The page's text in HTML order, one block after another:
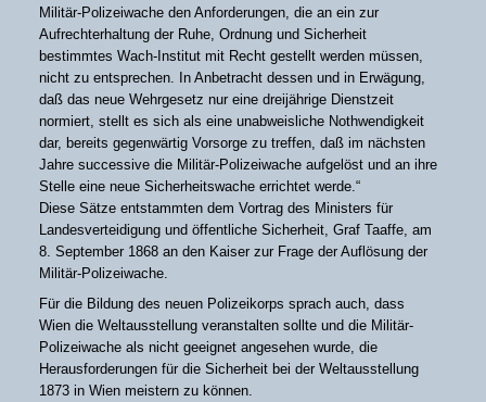
Militär-Polizeiwache den Anforderungen, die an ein zur
Aufrechterhaltung der Ruhe, Ordnung und Sicherheit
bestimmtes Wach-Institut mit Recht gestellt werden müssen,
nicht zu entsprechen. In Anbetracht dessen und in Erwägung,
daß das neue Wehrgesetz nur eine dreijährige Dienstzeit
normiert, stellt es sich als eine unabweisliche Nothwendigkeit
dar, bereits gegenwärtig Vorsorge zu treffen, daß im nächsten
Jahre successive die Militär-Polizeiwache aufgelöst und an ihre
Stelle eine neue Sicherheitswache errichtet werde.“
Diese Sätze entstammten dem Vortrag des Ministers für
Landesverteidigung und öffentliche Sicherheit, Graf Taaffe, am
8. September 1868 an den Kaiser zur Frage der Auflösung der
Militär-Polizeiwache.
Für die Bildung des neuen Polizeikorps sprach auch, dass
Wien die Weltausstellung veranstalten sollte und die Militär-
Polizeiwache als nicht geeignet angesehen wurde, die
Herausforderungen für die Sicherheit bei der Weltausstellung
1873 in Wien meistern zu können.